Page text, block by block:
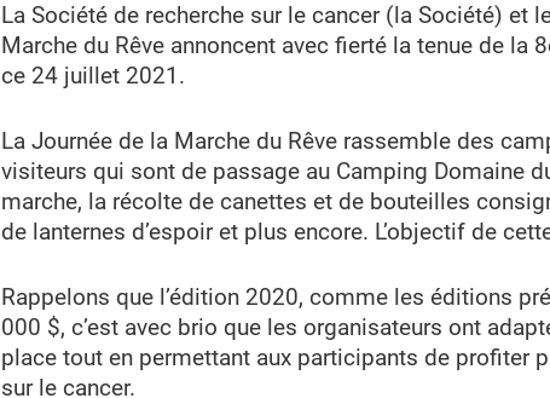
La Société de recherche sur le cancer (la Société)
Marche du Rêve annoncent avec fierté la tenue de la
ce 24 juillet 2021.
La Journée de la Marche du Rêve rassemble des
visiteurs qui sont de passage au Camping Domaine
marche, la récolte de canettes et de bouteilles
de lanternes d’espoir et plus encore. L’objectif de
Rappelons que l’édition 2020, comme les éditions
000 $, c’est avec brio que les organisateurs ont
place tout en permettant aux participants de profiter
sur le cancer.